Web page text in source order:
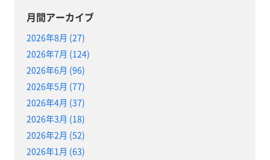
月間アーカイブ
2026年8月 (27)
2026年7月 (124)
2026年6月 (96)
2026年5月 (77)
2026年4月 (37)
2026年3月 (18)
2026年2月 (52)
2026年1月 (63)